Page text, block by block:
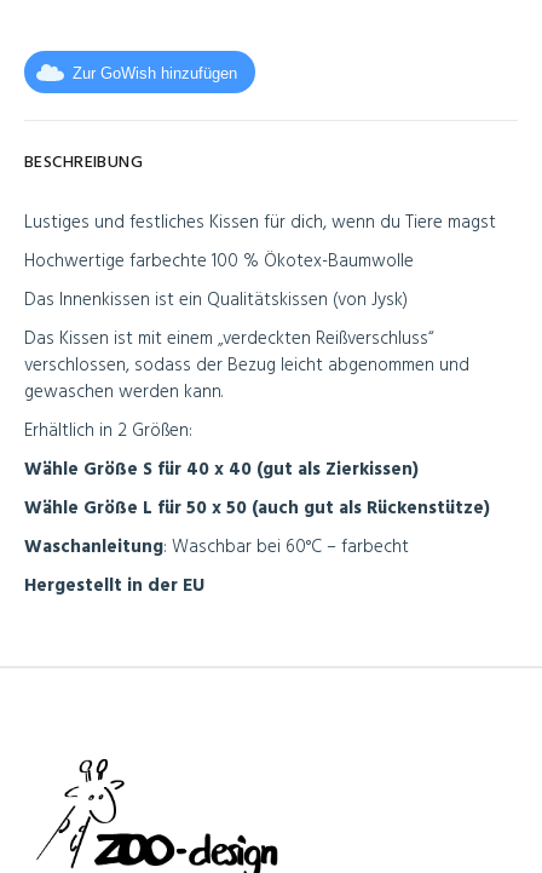
Zur GoWish hinzufügen
BESCHREIBUNG
Lustiges und festliches Kissen für dich, wenn du Tiere magst
Hochwertige farbechte 100 % Ökotex-Baumwolle
Das Innenkissen ist ein Qualitätskissen (von Jysk)
Das Kissen ist mit einem „verdeckten Reißverschluss“
verschlossen, sodass der Bezug leicht abgenommen und
gewaschen werden kann.
Erhältlich in 2 Größen:
Wähle Größe S für 40 x 40 (gut als Zierkissen)
Wähle Größe L für 50 x 50 (auch gut als Rückenstütze)
Waschanleitung: Waschbar bei 60°C – farbecht
Hergestellt in der EU